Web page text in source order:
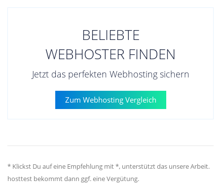
BELIEBTE
WEBHOSTER FINDEN
Jetzt das perfekten Webhosting sichern
Zum Webhosting Vergleich
* Klickst Du auf eine Empfehlung mit *, unterstützt das unsere Arbeit.
hosttest bekommt dann ggf. eine Vergütung.